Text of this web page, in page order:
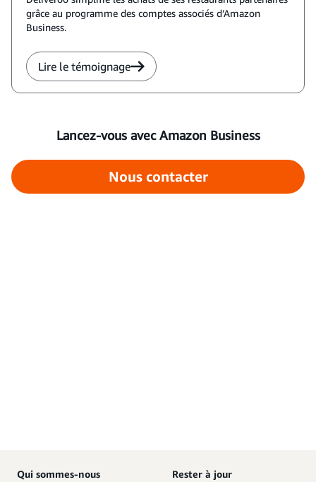
grâce au programme des comptes associés d’Amazon
Business.
Lire le témoignage
Lancez-vous avec Amazon Business
Nous contacter
Qui sommes-nous
Rester à jour